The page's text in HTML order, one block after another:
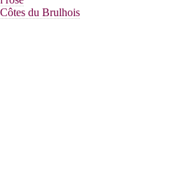
du Brulhois